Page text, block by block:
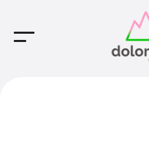
Main Navigation